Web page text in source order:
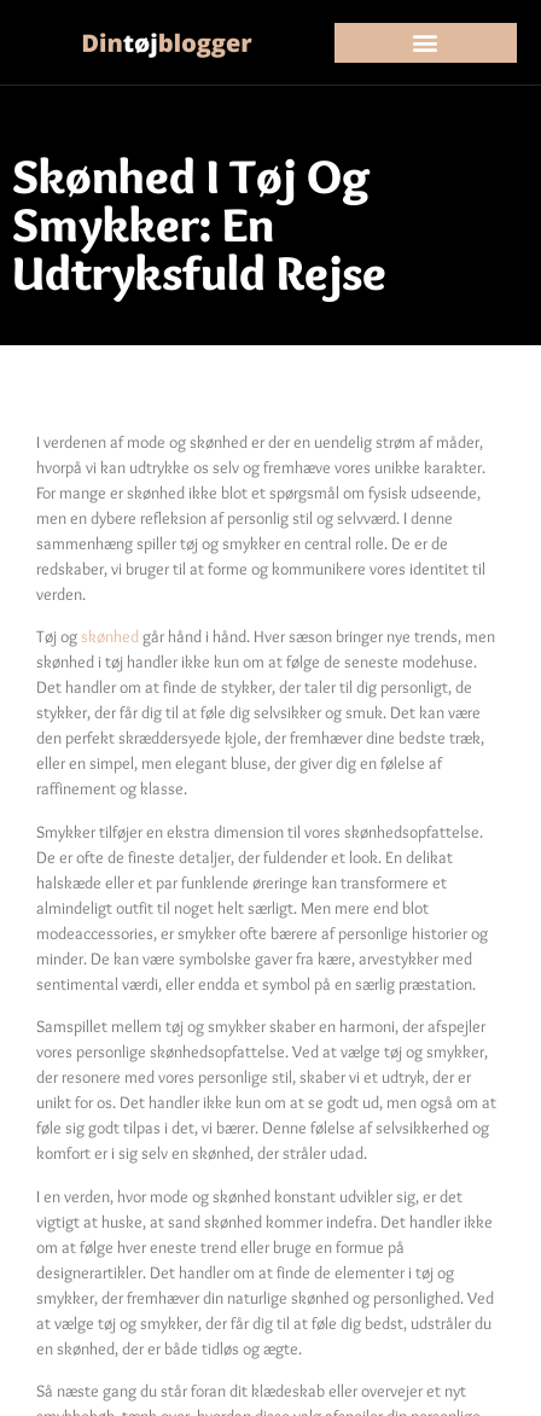
Skønhed I Tøj Og
Smykker: En
Udtryksfuld Rejse
I verdenen af mode og skønhed er der en uendelig strøm af måder,
hvorpå vi kan udtrykke os selv og fremhæve vores unikke karakter.
For mange er skønhed ikke blot et spørgsmål om fysisk udseende,
men en dybere refleksion af personlig stil og selvværd. I denne
sammenhæng spiller tøj og smykker en central rolle. De er de
redskaber, vi bruger til at forme og kommunikere vores identitet til
verden.
Tøj og skønhed går hånd i hånd. Hver sæson bringer nye trends, men
skønhed i tøj handler ikke kun om at følge de seneste modehuse.
Det handler om at finde de stykker, der taler til dig personligt, de
stykker, der får dig til at føle dig selvsikker og smuk. Det kan være
den perfekt skræddersyede kjole, der fremhæver dine bedste træk,
eller en simpel, men elegant bluse, der giver dig en følelse af
raffinement og klasse.
Smykker tilføjer en ekstra dimension til vores skønhedsopfattelse.
De er ofte de fineste detaljer, der fuldender et look. En delikat
halskæde eller et par funklende øreringe kan transformere et
almindeligt outfit til noget helt særligt. Men mere end blot
modeaccessories, er smykker ofte bærere af personlige historier og
minder. De kan være symbolske gaver fra kære, arvestykker med
sentimental værdi, eller endda et symbol på en særlig præstation.
Samspillet mellem tøj og smykker skaber en harmoni, der afspejler
vores personlige skønhedsopfattelse. Ved at vælge tøj og smykker,
der resonere med vores personlige stil, skaber vi et udtryk, der er
unikt for os. Det handler ikke kun om at se godt ud, men også om at
føle sig godt tilpas i det, vi bærer. Denne følelse af selvsikkerhed og
komfort er i sig selv en skønhed, der stråler udad.
I en verden, hvor mode og skønhed konstant udvikler sig, er det
vigtigt at huske, at sand skønhed kommer indefra. Det handler ikke
om at følge hver eneste trend eller bruge en formue på
designerartikler. Det handler om at finde de elementer i tøj og
smykker, der fremhæver din naturlige skønhed og personlighed. Ved
at vælge tøj og smykker, der får dig til at føle dig bedst, udstråler du
en skønhed, der er både tidløs og ægte.
Så næste gang du står foran dit klædeskab eller overvejer et nyt